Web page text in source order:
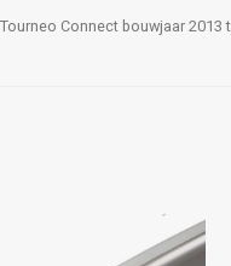
Connect bouwjaar 2013